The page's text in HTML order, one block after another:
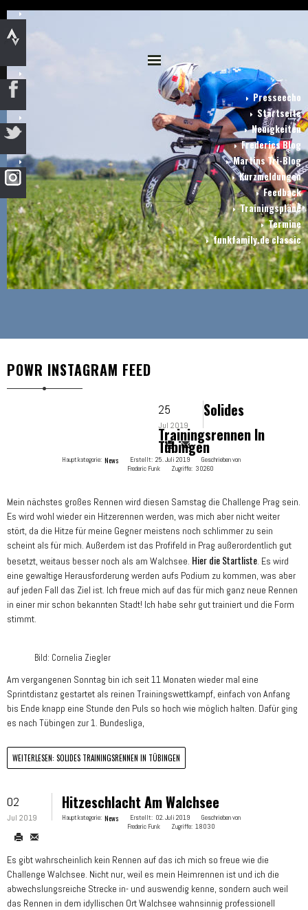
Presseecho
Startseite
Neuigkeiten
Frederics Blog
Martins Tri-Blog
Kurzmeldungen
Feedback
Trainingspläne
Termine
funkfamily.de classic
POWR INSTAGRAM FEED
25
Jul 2019
Solides
Trainingsrennen In
Tübingen
Hauptkategorie: News Erstellt: 25. Juli 2019
Geschrieben von
Frederic Funk
Zugriffe: 30260
Mein nächstes großes Rennen wird diesen Samstag die Challenge Prag sein.
Es wird wohl wieder ein Hitzerennen werden, was mich aber nicht weiter
stört, da die Hitze für meine Gegner meistens noch schlimmer zu sein
scheint als für mich. Außerdem ist das Profifeld in Prag außerordentlich gut
besetzt, weitaus besser noch als am Walchsee. Hier die Startliste. Es wird
eine gewaltige Herausforderung werden aufs Podium zu kommen, was aber
auf jeden Fall das Ziel ist. Ich freue mich auf das für mich ganz neue Rennen
in einer mir schon bekannten Stadt! Ich habe sehr gut trainiert und die Form
stimmt.
Bild: Cornelia Ziegler
Am vergangenen Sonntag bin ich seit 11 Monaten wieder mal eine
Sprintdistanz gestartet als reinen Trainingswettkampf, einfach von Anfang
bis Ende knapp eine Stunde den Puls so hoch wie möglich halten. Dafür ging
es nach Tübingen zur 1. Bundesliga,
WEITERLESEN: SOLIDES TRAININGSRENNEN IN TÜBINGEN
02
Jul 2019
Hitzeschlacht Am Walchsee
Hauptkategorie: News Erstellt: 02. Juli 2019
Geschrieben von
Frederic Funk
Zugriffe: 18030
Es gibt wahrscheinlich kein Rennen auf das ich mich so freue wie die
Challenge Walchsee. Nicht nur, weil es mein Heimrennen ist und ich die
abwechslungsreiche Strecke in- und auswendig kenne, sondern auch weil
das Rennen in dem idyllischen Ort Walchsee wahnsinnig professionell